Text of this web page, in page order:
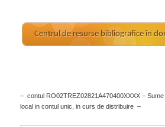
Centrul de resurse bibliografice în
– contul RO02TREZ02821A470400XXXX –
local in contul unic, in curs de distribuire –